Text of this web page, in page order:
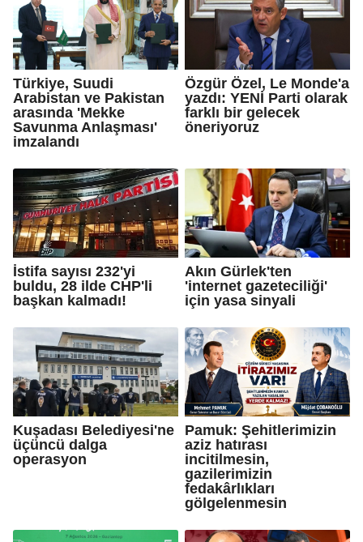
Türkiye, Suudi
Arabistan ve Pakistan
arasında 'Mekke
Savunma Anlaşması'
imzalandı
Özgür Özel, Le Monde'a
yazdı: YENİ Parti olarak
farklı bir gelecek
öneriyoruz
İstifa sayısı 232'yi
buldu, 28 ilde CHP'li
başkan kalmadı!
Akın Gürlek'ten
'internet gazeteciliği'
için yasa sinyali
Kuşadası Belediyesi'ne
üçüncü dalga
operasyon
Pamuk: Şehitlerimizin
aziz hatırası
incitilmesin,
gazilerimizin
fedakârlıkları
gölgelenmesin